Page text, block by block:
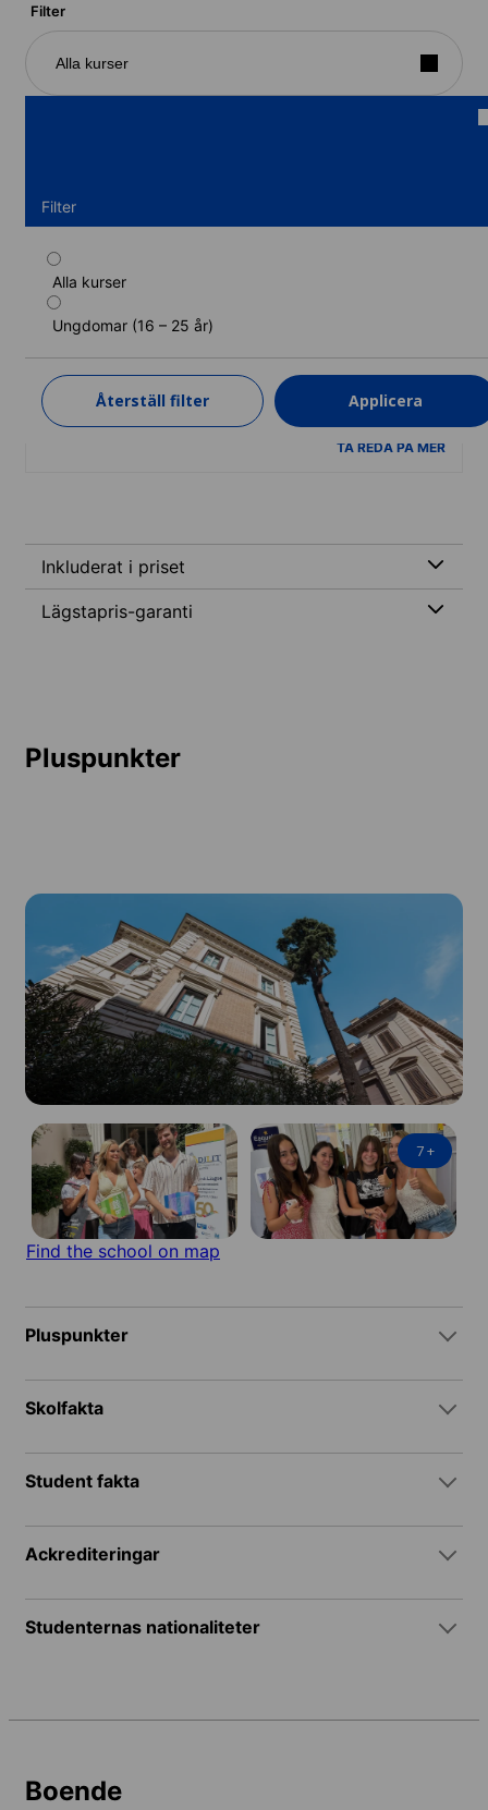
Filter
Alla kurser
Filter
Alla kurser
Ungdomar (16 – 25 år)
Återställ filter Applicera
Standardkurs (18-22 år)
Kurslängd: 2 - 4 veckor
2 veckor
14 055 SEK
TA REDA PÅ MER
Inkluderat i priset
Lägstapris-garanti
Pluspunkter
7+
Find the school on map
Pluspunkter
Skolfakta
Student fakta
Ackrediteringar
Studenternas nationaliteter
Boende